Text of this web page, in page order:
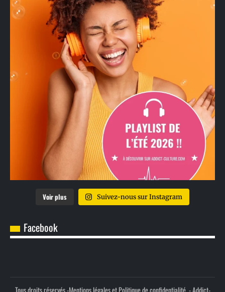
Voir plus Suivez-nous sur Instagram
Facebook
Tous droits réservés -Mentions légales et Politique de confidentialité. - Addict-